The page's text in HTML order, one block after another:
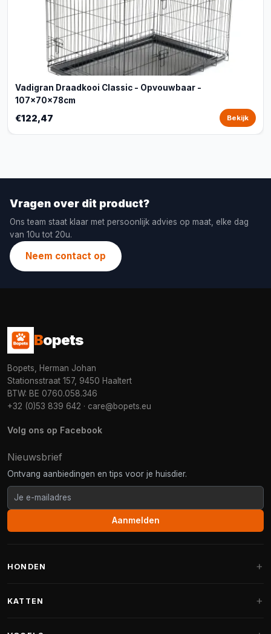
Vadigran Draadkooi Classic - Opvouwbaar -
107x70x78cm
€122,47 Bekijk
Vragen over dit product?
Ons team staat klaar met persoonlijk advies op maat, elke dag
van 10u tot 20u.
Neem contact op
Bopets
Bopets, Herman Johan
Stationsstraat 157, 9450 Haaltert
BTW: BE 0760.058.346
+32 (0)53 839 642 · care@bopets.eu
Volg ons op Facebook
Nieuwsbrief
Ontvang aanbiedingen en tips voor je huisdier.
Aanmelden
HONDEN
KATTEN